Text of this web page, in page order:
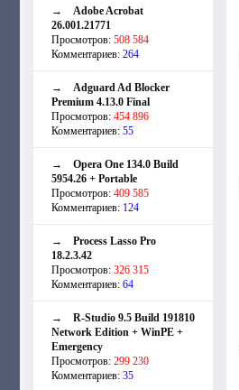
→ Adobe Acrobat
26.001.21771
Просмотров: 508 584
Комментариев: 264
→ Adguard Ad Blocker
Premium 4.13.0 Final
Просмотров: 454 896
Комментариев: 55
→ Opera One 134.0 Build
5954.26 + Portable
Просмотров: 409 585
Комментариев: 124
→ Process Lasso Pro
18.2.3.42
Просмотров: 326 315
Комментариев: 64
→ R-Studio 9.5 Build 191810
Network Edition + WinPE +
Emergency
Просмотров: 299 230
Комментариев: 35